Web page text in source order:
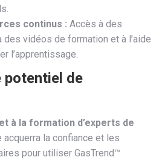
continus : Accès à des
des vidéos de formation et à l’aide
l’apprentissage.
potentiel de
à la formation d’experts de
acquerra la confiance et les
pour utiliser GasTrend™